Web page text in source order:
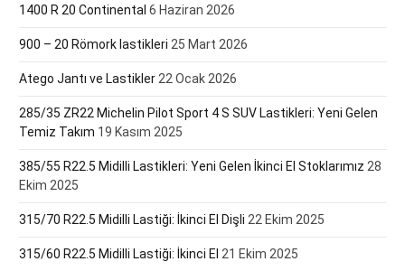
1400 R 20 Continental 6 Haziran 2026
900 – 20 Römork lastikleri 25 Mart 2026
Atego Jantı ve Lastikler 22 Ocak 2026
285/35 ZR22 Michelin Pilot Sport 4 S SUV Lastikleri: Yeni Gelen
Temiz Takım 19 Kasım 2025
385/55 R22.5 Midilli Lastikleri: Yeni Gelen İkinci El Stoklarımız 28
Ekim 2025
315/70 R22.5 Midilli Lastiği: İkinci El Dişli 22 Ekim 2025
315/60 R22.5 Midilli Lastiği: İkinci El 21 Ekim 2025